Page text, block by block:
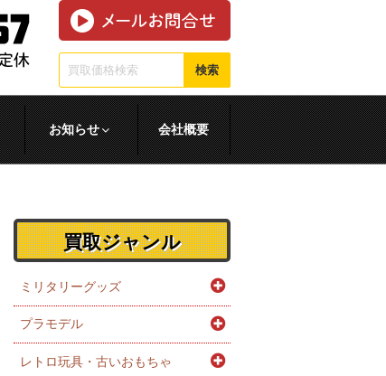
検索
お知らせ 会社概要
買取ジャンル
ミリタリーグッズ
プラモデル
レトロ玩具・古いおもちゃ